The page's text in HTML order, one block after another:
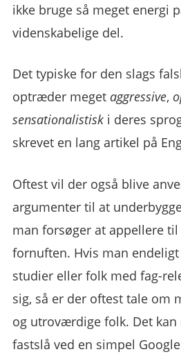
ikke bruge så meget energi
videnskabelige del.
Det typiske for den slags
optræder megetaggressive,
sensationalistisk i deres
skrevet en lang artikel på
Oftest vil der også blive
argumenter til at
man forsøger at appellere
fornuften. Hvis man
studier eller folk med fag-
sig, så er der oftest tale om
og utroværdige folk. Det
fastslå ved en simpel